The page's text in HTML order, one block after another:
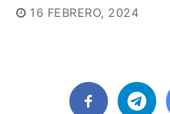
16 FEBRERO, 2024